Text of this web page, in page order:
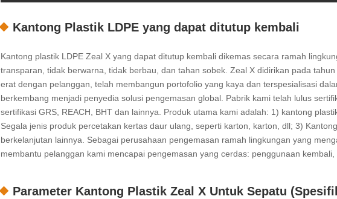
Kantong Plastik LDPE yang dapat ditutup kembali
Kantong plastik LDPE Zeal X yang dapat ditutup kembali dikemas secara ramah
transparan, tidak berwarna, tidak berbau, dan tahan sobek. Zeal X didirikan pada
erat dengan pelanggan, telah membangun portofolio yang kaya dan terspesialisasi
berkembang menjadi penyedia solusi pengemasan global. Pabrik kami telah lulus
sertifikasi GRS, REACH, BHT dan lainnya. Produk utama kami adalah: 1) kantong
Segala jenis produk percetakan kertas daur ulang, seperti karton, karton, dll; 3)
berkelanjutan lainnya. Sebagai perusahaan pengemasan ramah lingkungan yang
membantu pelanggan kami mencapai pengemasan yang cerdas: penggunaan
Parameter Kantong Plastik Zeal X Untuk Sepatu